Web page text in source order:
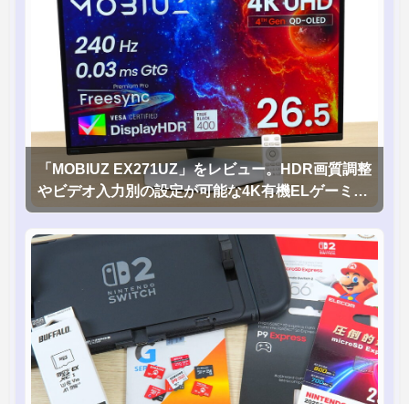
「MOBIUZ EX271UZ」をレビュー。HDR画質調整
やビデオ入力別の設定が可能な4K有機ELゲーミン
グモニタを徹底検証